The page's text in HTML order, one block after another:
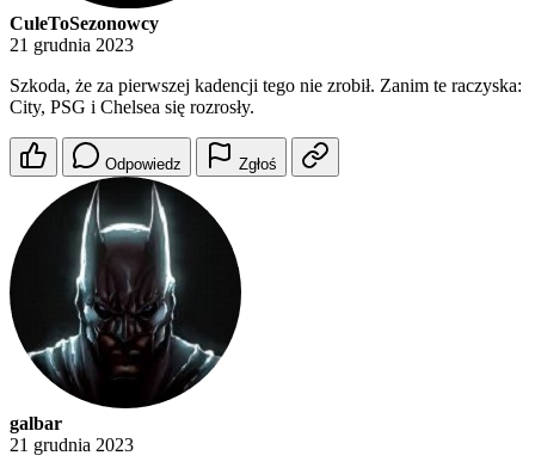
CuleToSezonowcy
21 grudnia 2023
Szkoda, że za pierwszej kadencji tego nie zrobił. Zanim te raczyska:
City, PSG i Chelsea się rozrosły.
Odpowiedz Zgłoś
galbar
21 grudnia 2023